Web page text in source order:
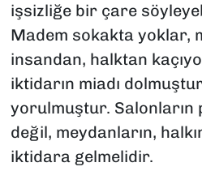
işsizliğe bir çare
Madem sokakta yoklar,
insandan, halktan
iktidarın miadı
yorulmuştur. Salonların
değil, meydanların,
iktidara gelmelidir.